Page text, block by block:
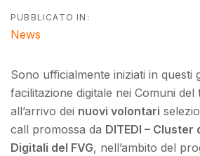
PUBBLICATO IN:
News
Sono ufficialmente iniziati in questi
facilitazione digitale nei Comuni
all’arrivo dei nuovi volontari
call promossa da DITEDI –
Digitali del FVG, nell’ambito del